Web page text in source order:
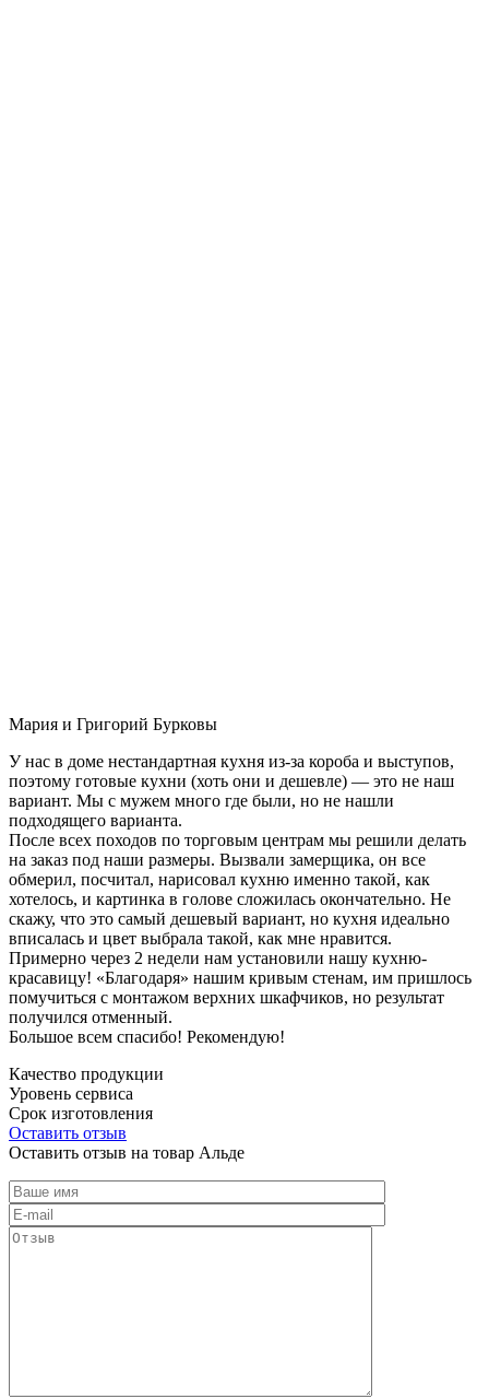
Мария и Григорий Бурковы
У нас в доме нестандартная кухня из-за короба и выступов,
поэтому готовые кухни (хоть они и дешевле) — это не наш
вариант. Мы с мужем много где были, но не нашли
подходящего варианта.
После всех походов по торговым центрам мы решили делать
на заказ под наши размеры. Вызвали замерщика, он все
обмерил, посчитал, нарисовал кухню именно такой, как
хотелось, и картинка в голове сложилась окончательно. Не
скажу, что это самый дешевый вариант, но кухня идеально
вписалась и цвет выбрала такой, как мне нравится.
Примерно через 2 недели нам установили нашу кухню-
красавицу! «Благодаря» нашим кривым стенам, им пришлось
помучиться с монтажом верхних шкафчиков, но результат
получился отменный.
Большое всем спасибо! Рекомендую!
Качество продукции
Уровень сервиса
Срок изготовления
Оставить отзыв
Оставить отзыв на товар Альде